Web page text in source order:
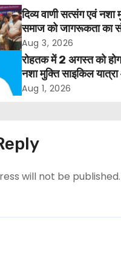
दिव्य वाणी सत्संग एवं नशा
समाज को जागरूकता का
हजारों लोगों ने लिया संकल्प
Aug 3, 2026
रोहतक में 2 अगस्त को
नशा मुक्ति साइकिल
कार्यक्रम
Aug 1, 2026
will not be published.